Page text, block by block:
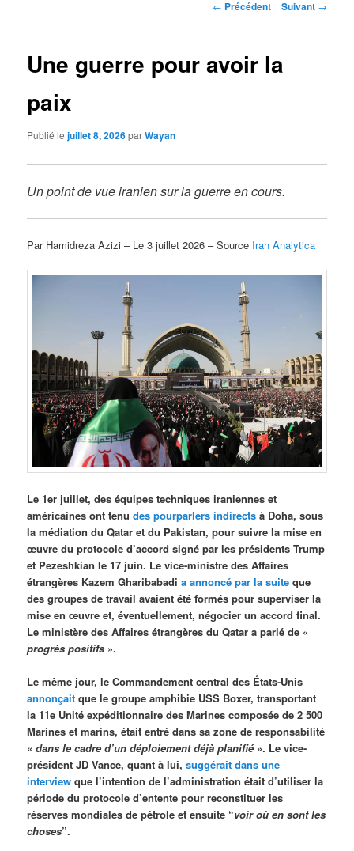
Navigation
← Précédent Suivant →
Une guerre pour avoir la
paix
Publié lejuillet 8, 2026parWayan
Un point de vue iranien sur la guerre en cours.
Par Hamidreza Azizi – Le 3 juillet 2026 – Source Iran Analytica
Le 1er juillet, des équipes techniques iraniennes et
américaines ont tenudes pourparlers indirects à Doha, sous
la médiation du Qatar et du Pakistan, pour suivre la mise en
œuvre du protocole d’accord signé par les présidents Trump
et Pezeshkian le 17 juin. Le vice-ministre des Affaires
étrangères Kazem Gharibabadia annoncé par la suite que
des groupes de travail avaient été formés pour superviser la
mise en œuvre et, éventuellement, négocier un accord final.
Le ministère des Affaires étrangères du Qatar a parlé de «
progrès positifs ».
Le même jour, le Commandement central des États-Unis
annonçait que le groupe amphibie USS Boxer, transportant
la 11e Unité expéditionnaire des Marines composée de 2 500
Marines et marins, était entré dans sa zone de responsabilité
«dans le cadre d’un déploiement déjà planifié ». Le vice-
président JD Vance, quant à lui,suggérait dans une
interview que l’intention de l’administration était d’utiliser la
période du protocole d’entente pour reconstituer les
réserves mondiales de pétrole et ensuite “voir où en sont les
choses”.